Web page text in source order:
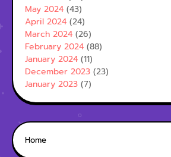
May 2024 (43)
April 2024 (24)
March 2024 (26)
February 2024 (88)
January 2024 (11)
December 2023 (23)
January 2023 (7)
Home